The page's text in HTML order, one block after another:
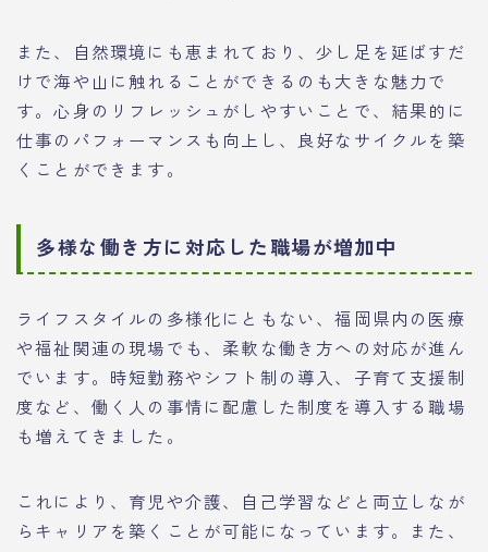
また、自然環境にも恵まれており、少し足を延ばすだ
けで海や山に触れることができるのも大きな魅力で
す。心身のリフレッシュがしやすいことで、結果的に
仕事のパフォーマンスも向上し、良好なサイクルを築
くことができます。
多様な働き方に対応した職場が増加中
ライフスタイルの多様化にともない、福岡県内の医療
や福祉関連の現場でも、柔軟な働き方への対応が進ん
でいます。時短勤務やシフト制の導入、子育て支援制
度など、働く人の事情に配慮した制度を導入する職場
も増えてきました。
これにより、育児や介護、自己学習などと両立しなが
らキャリアを築くことが可能になっています。また、